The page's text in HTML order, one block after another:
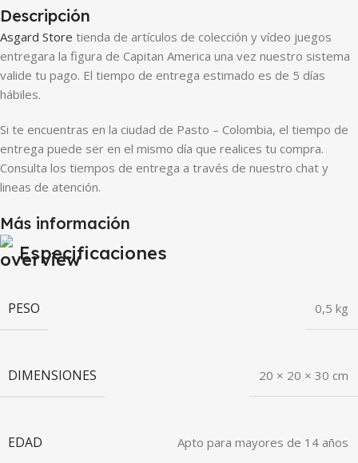
Descripción
Asgard Store tienda de artículos de colección y vídeo juegos
entregara la figura de Capitan America una vez nuestro sistema
valide tu pago. El tiempo de entrega estimado es de 5 días
hábiles.
Si te encuentras en la ciudad de Pasto – Colombia, el tiempo de
entrega puede ser en el mismo día que realices tu compra.
Consulta los tiempos de entrega a través de nuestro chat y
lineas de atención.
Más información
Especificaciones
PESO 0,5 kg
DIMENSIONES 20 × 20 × 30 cm
EDAD Apto para mayores de 14 años